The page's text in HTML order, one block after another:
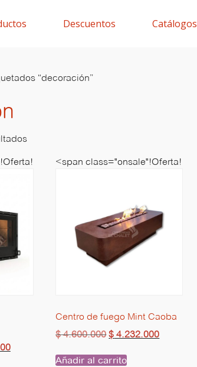
Descuentos Catálogos
“decoración”
<span class="onsale"!Oferta!
Centro de fuego Mint Caoba
$4.600.000 $ 4.232.000
Añadir al carrito